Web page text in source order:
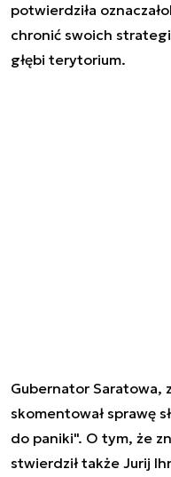
potwierdziła
chronić swoich
głębi terytorium.
Gubernator Saratowa,
skomentował sprawę
do paniki". O tym, że
stwierdził także Jurij